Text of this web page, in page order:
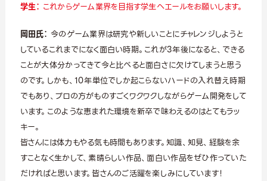
学生： これからゲーム業界を目指す学生へエールをお願いします。
岡田氏： 今のゲーム業界は研究や新しいことにチャレンジしようと
しているこれまでになく面白い時期。これが3年後になると、できる
ことが大体分かってきて今と比べると面白さに欠けてしまうと思う
のです。しかも、10年単位でしか起こらないハードの入れ替え時期
でもあり、プロの方がものすごくワクワクしながらゲーム開発をして
います。このような恵まれた環境を新卒で味わえるのはとてもラッ
キー。
皆さんには体力もやる気も時間もあります。知識、知見、経験を余
すことなく生かして、素晴らしい作品、面白い作品をぜひ作っていた
だければと思います。皆さんのご活躍を楽しみにしています！